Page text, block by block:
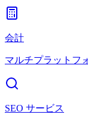
会計
マルチプラットフ
SEO サービス